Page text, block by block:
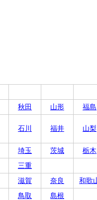
秋田 山形
福島
石川 福井 山梨
埼玉 茨城
栃木
三重
滋賀 奈良
和歌
鳥取
島根